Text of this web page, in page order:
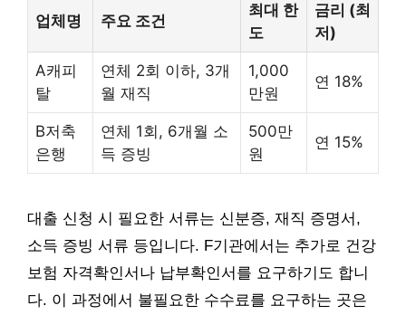
업체명 주요 조건
최대 한
도
금리 (최
저)
A캐피
탈
연체 2회 이하, 3개
월 재직
1,000
만원
연 18%
B저축
은행
연체 1회, 6개월 소
득 증빙
500만
원
연 15%
대출 신청 시 필요한 서류는 신분증, 재직 증명서,
소득 증빙 서류 등입니다. F기관에서는 추가로 건강
보험 자격확인서나 납부확인서를 요구하기도 합니
다. 이 과정에서 불필요한 수수료를 요구하는 곳은